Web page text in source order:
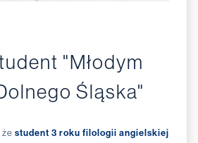
"Młodym
Śląska"
że student 3 roku filologii angielskiej